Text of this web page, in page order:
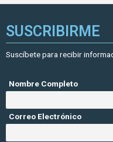
SUSCRIBIRME
Suscíbete para recibir
Nombre Completo
Correo Electrónico